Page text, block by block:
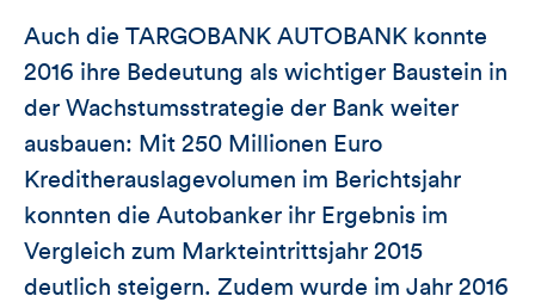
Auch die TARGOBANK AUTOBANK konnte
2016 ihre Bedeutung als wichtiger Baustein in
der Wachstumsstrategie der Bank weiter
ausbauen: Mit 250 Millionen Euro
Kreditherauslagevolumen im Berichtsjahr
konnten die Autobanker ihr Ergebnis im
Vergleich zum Markteintrittsjahr 2015
deutlich steigern. Zudem wurde im Jahr 2016